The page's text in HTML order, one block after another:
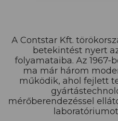
A Contstar Kft.
betekintést nyert
folyamataiba. Az
ma már három
működik, ahol fejlett
mérőberendezéssel